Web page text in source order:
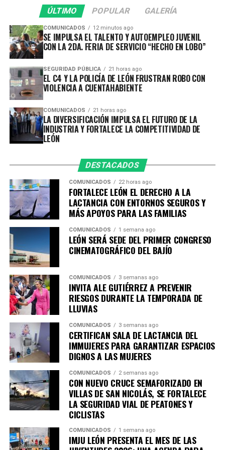
transformamos la atención de la primera infancia de
una tarea social a una política pública efectiva”,
comentó.
Por su parte, la secretaria ejecutiva de SIPINNA León,
Alina Hernández, subrayó que garantizar entornos
adecuados para la lactancia es una responsabilidad
compartida entre gobierno, iniciativa privada,
instituciones y sociedad.
“La lactancia materna no es una responsabilidad
que deba recaer únicamente en las madres o en las
compromiso de toda la sociedad. Es el primer acto
de amor, de protección y de cuidado que fortalece un
vínculo único entre quien amamanta y quien recibe
ese alimento”, expresó.
Como parte de esta estrategia, 27 de las 37
dependencias y entidades de la Administración Pública
Municipal cuentan ya con 29 salas de lactancia, donde
servidoras públicas y ciudadanía pueden alimentar o
extraer leche materna en espacios privados, higiénicos y
seguros.
Estas acciones se complementan con programas como
la guardería nocturna y la ampliación de horarios en las
estancias infantiles, fortaleciendo la conciliación entre
la vida laboral y familiar y generando condiciones que
favorecen el desarrollo de la primera infancia.
Durante el foro, el Sistema DIF León y la organización
PILU Lactancia Internacional, realizaron la entrega
simbólica de 50 kits de inicio para la lactancia materna a
mujeres con embarazo avanzado, además de 50
valoraciones clínicas especializadas en lactancia, que
podrán utilizarse hasta el 31 de diciembre de 2026 para
recibir atención inicial gratuita y, de ser necesario,
ÚLTIMO POPULAR GALERÍA
COMUNICADOS 12 minutos ago
SE IMPULSA EL TALENTO Y AUTOEMPLEO JUVENIL
CON LA 2DA. FERIA DE SERVICIO “HECHO EN LOBO”
SEGURIDAD PÚBLICA 21 horas ago
EL C4 Y LA POLICÍA DE LEÓN FRUSTRAN ROBO CON
VIOLENCIA A CUENTAHABIENTE
COMUNICADOS 21 horas ago
LA DIVERSIFICACIÓN IMPULSA EL FUTURO DE LA
INDUSTRIA Y FORTALECE LA COMPETITIVIDAD DE
LEÓN
DESTACADOS
COMUNICADOS 22 horas ago
FORTALECE LEÓN EL DERECHO A LA
LACTANCIA CON ENTORNOS SEGUROS Y
MÁS APOYOS PARA LAS FAMILIAS
COMUNICADOS 1 semana ago
LEÓN SERÁ SEDE DEL PRIMER CONGRESO
CINEMATOGRÁFICO DEL BAJÍO
COMUNICADOS 3 semanas ago
INVITA ALE GUTIÉRREZ A PREVENIR
RIESGOS DURANTE LA TEMPORADA DE
LLUVIAS
COMUNICADOS 3 semanas ago
CERTIFICAN SALA DE LACTANCIA DEL
IMMUJERES PARA GARANTIZAR ESPACIOS
DIGNOS A LAS MUJERES
COMUNICADOS 2 semanas ago
CON NUEVO CRUCE SEMAFORIZADO EN
VILLAS DE SAN NICOLÁS, SE FORTALECE
LA SEGURIDAD VIAL DE PEATONES Y
CICLISTAS
COMUNICADOS 1 semana ago
IMJU LEÓN PRESENTA EL MES DE LAS